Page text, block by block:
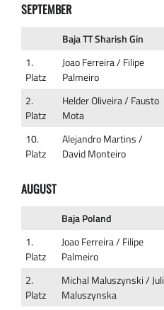
SEPTEMBER
Baja TT Sharish Gin
1.
Platz
Joao Ferreira / Filipe
Palmeiro
2.
Platz
Helder Oliveira / Fausto
Mota
10.
Platz
Alejandro Martins /
David Monteiro
AUGUST
Baja Poland
1.
Platz
Joao Ferreira / Filipe
Palmeiro
2.
Platz
Michal Maluszynski /
Maluszynska